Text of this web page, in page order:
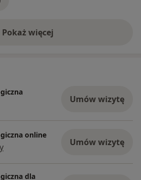
Pokaż więcejo doświadczeniu
Umów wizytę
online
Umów wizytę
dla